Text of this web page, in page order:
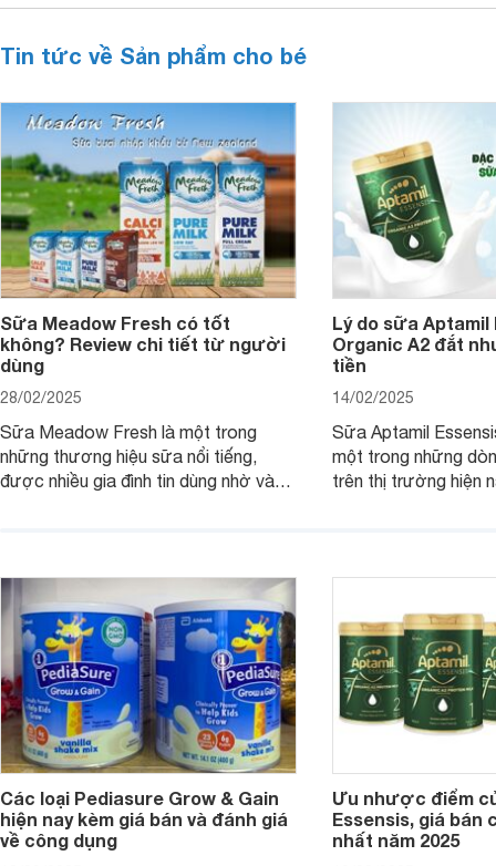
Tin tức về Sản phẩm cho bé
Sữa Meadow Fresh có tốt
không? Review chi tiết từ người
dùng
28/02/2025
Sữa Meadow Fresh là một trong
những thương hiệu sữa nổi tiếng,
được nhiều gia đình tin dùng nhờ vào
dưỡng có gì đặc biệt? Giá sữa
Meadow Fresh trên thị trường hiện
nay ra sao? Hãy cùng tìm hiểu ngay.
Lý do sữa Aptamil
Organic A2 đắt
tiền
14/02/2025
Sữa Aptamil
một trong những
trên thị trường hiện
hơn so với các
4 yếu tố sau.
Các loại Pediasure Grow & Gain
hiện nay kèm giá bán và đánh giá
về công dụng
Ưu nhược điểm
Essensis, giá bán
nhất năm 2025